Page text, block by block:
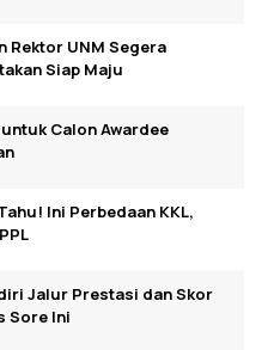
Rektor UNM Segera
Siap Maju
Calon Awardee
Ini Perbedaan KKL,
Jalur Prestasi dan Skor
Sore Ini